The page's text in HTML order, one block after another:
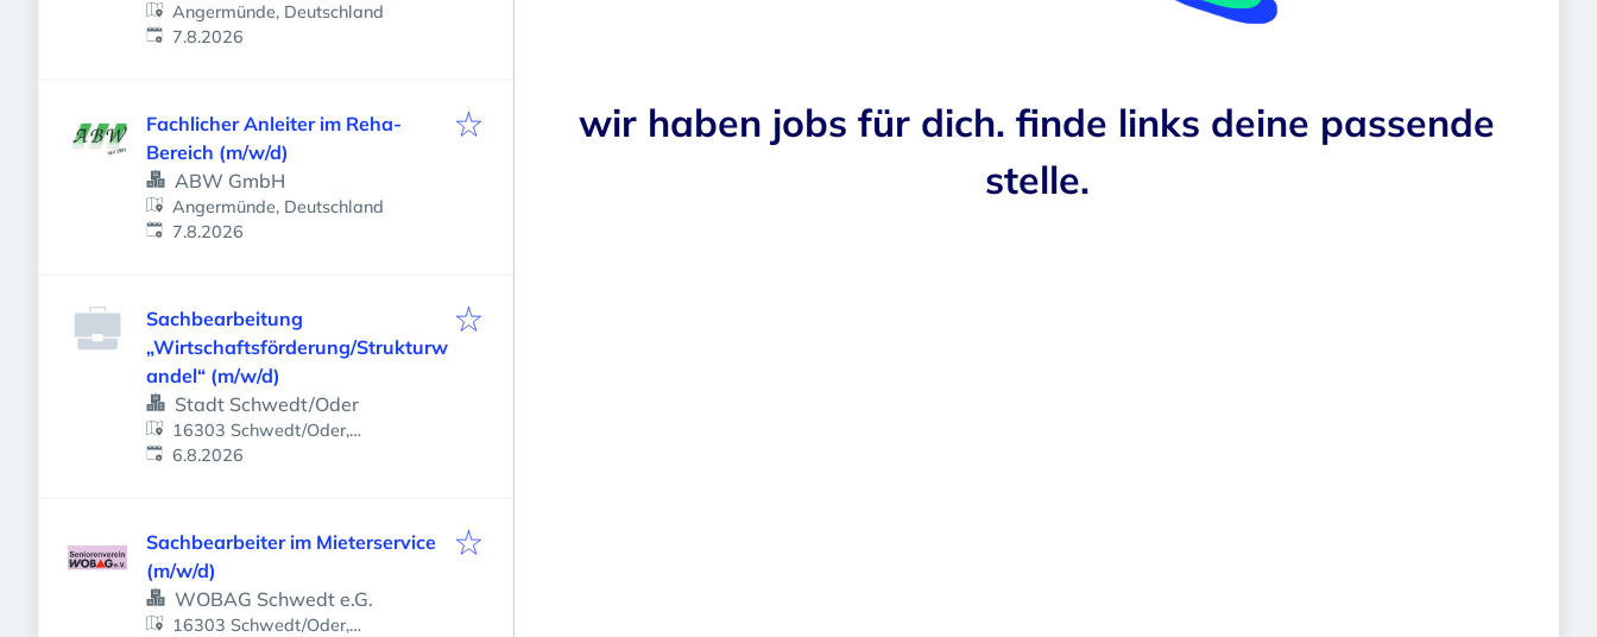
Angermünde, Deutschland
Veröffentlicht
7.8.2026
Fachlicher Anleiter im Reha-
Bereich (m/w/d)
ABW GmbH
Angermünde, Deutschland
Veröffentlicht
7.8.2026
Sachbearbeitung
„Wirtschaftsförderung/Strukturw
andel“ (m/w/d)
Stadt Schwedt/Oder
16303 Schwedt/Oder,
Deutschland
Veröffentlicht
6.8.2026
Sachbearbeiter im Mieterservice
(m/w/d)
WOBAG Schwedt e.G.
16303 Schwedt/Oder,
wir haben jobs für dich. finde links deine passende
stelle.